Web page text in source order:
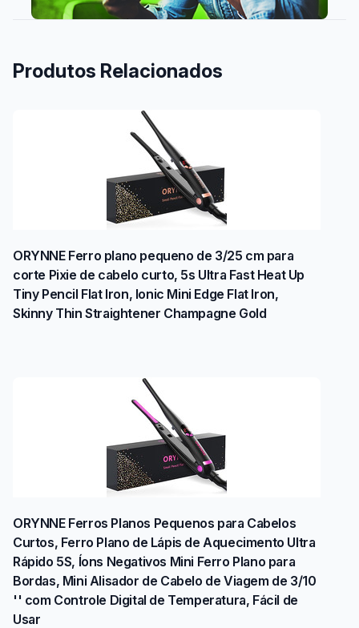
Produtos Relacionados
ORYNNE Ferro plano pequeno de 3/25 cm para
corte Pixie de cabelo curto, 5s Ultra Fast Heat Up
Tiny Pencil Flat Iron, Ionic Mini Edge Flat Iron,
Skinny Thin Straightener Champagne Gold
ORYNNE Ferros Planos Pequenos para Cabelos
Curtos, Ferro Plano de Lápis de Aquecimento Ultra
Rápido 5S, Íons Negativos Mini Ferro Plano para
Bordas, Mini Alisador de Cabelo de Viagem de 3/10
'' com Controle Digital de Temperatura, Fácil de
Usar